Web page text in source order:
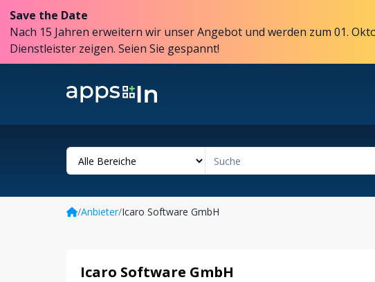
Save the Date
Nach 15 Jahren erweitern wir unser Angebot und werden zum 01.
Dienstleister zeigen. Seien Sie gespannt!
/Anbieter/Icaro Software GmbH
Icaro Software GmbH